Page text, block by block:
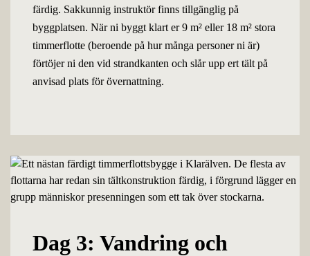
färdig. Sakkunnig instruktör finns tillgänglig på
byggplatsen. När ni byggt klart er 9 m² eller 18 m² stora
timmerflotte (beroende på hur många personer ni är)
förtöjer ni den vid strandkanten och slår upp ert tält på
anvisad plats för övernattning.
Dag 3: Vandring och